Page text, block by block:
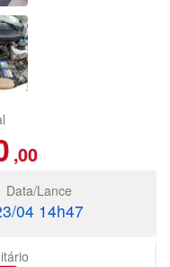
,00
Data/Lance
04 14h47